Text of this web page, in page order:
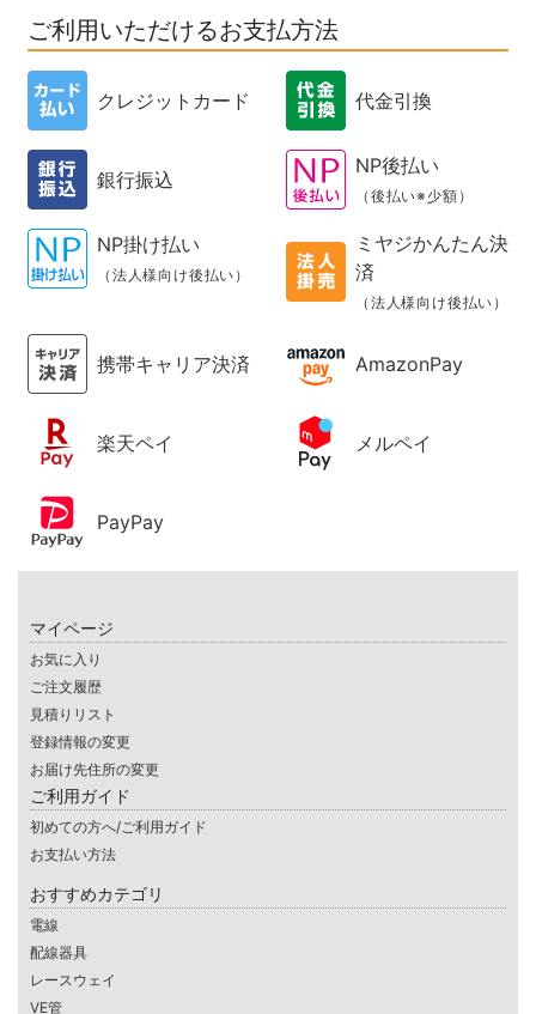
ご利用いただけるお支払方法
クレジットカード 代金引換
銀行振込
NP後払い
（後払い※少額）
NP掛け払い
（法人様向け後払い）
ミヤジかんたん決
済
（法人様向け後払い）
携帯キャリア決済 AmazonPay
楽天ペイ メルペイ
PayPay
マイページ
お気に入り
ご注文履歴
見積りリスト
登録情報の変更
お届け先住所の変更
ご利用ガイド
初めての方へ/ご利用ガイド
お支払い方法
おすすめカテゴリ
電線
配線器具
レースウェイ
VE管